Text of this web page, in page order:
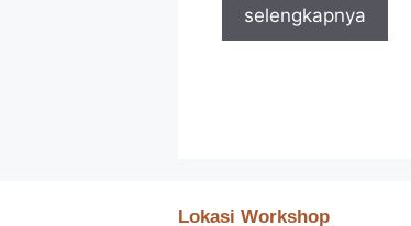
selengkapnya
Lokasi Workshop